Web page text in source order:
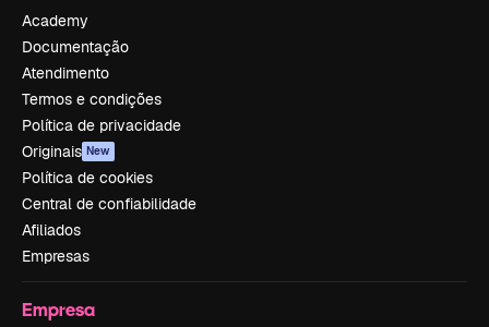
Academy
Documentação
Atendimento
Termos e condições
Política de privacidade
Originais New
Política de cookies
Central de confiabilidade
Afiliados
Empresas
Empresa